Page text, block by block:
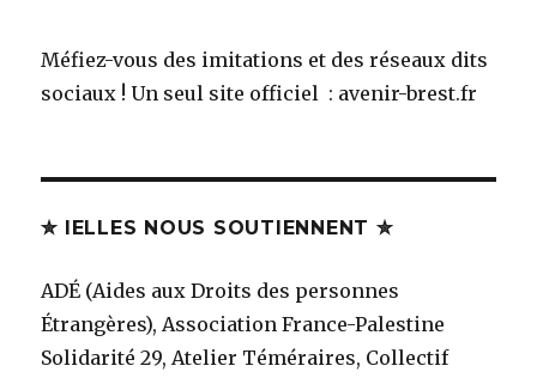
Méfiez-vous des imitations et des réseaux dits
sociaux ! Un seul site officiel : avenir-brest.fr
✮ IELLES NOUS SOUTIENNENT ✮
ADÉ (Aides aux Droits des personnes
Étrangères), Association France-Palestine
Solidarité 29, Atelier Téméraires, Collectif